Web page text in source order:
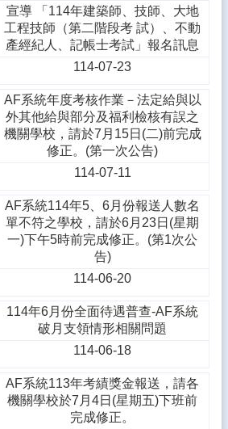
宣導 「114年建築師、技師、大地
工程技師（第二階段考 試）、不動
產經紀人、記帳士考試」報名訊息
114-07-23
AF系統年度考核作業－法定給與以
外其他給與部分及福利檢核有誤之
機關學校，請於7月15日(二)前完成
修正。(第一次公告)
114-07-11
AF系統114年5、6月份報送人數名
單不符之學校，請於6月23日(星期
一)下午5時前完成修正。(第1次公
告)
114-06-20
114年6月份全面待遇普查-AF系統
破月支領情形相關問題
114-06-18
AF系統113年考績獎金報送，請各
機關學校於7月4日(星期五)下班前
完成修正。